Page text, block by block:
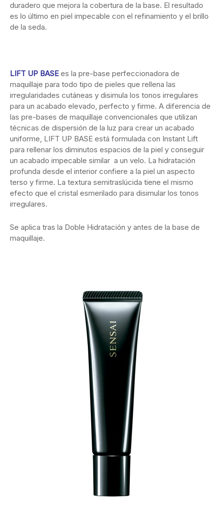
duradero que mejora la cobertura de la base. El resultado
es lo último en piel impecable con el refinamiento y el brillo
de la seda.
LIFT UP BASE es la pre-base perfeccionadora de
maquillaje para todo tipo de pieles que rellena las
irregularidades cutáneas y disimula los tonos irregulares
para un acabado elevado, perfecto y firme. A diferencia de
las pre-bases de maquillaje convencionales que utilizan
técnicas de dispersión de la luz para crear un acabado
uniforme, LIFT UP BASE está formulada con Instant Lift
para rellenar los diminutos espacios de la piel y conseguir
un acabado impecable similar a un velo. La hidratación
profunda desde el interior confiere a la piel un aspecto
terso y firme. La textura semitraslúcida tiene el mismo
efecto que el cristal esmerilado para disimular los tonos
irregulares.
Se aplica tras la Doble Hidratación y antes de la base de
maquillaje.